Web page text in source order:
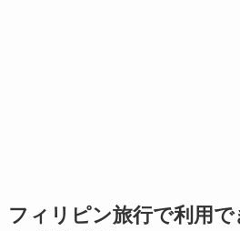
フィリピン旅行で利用